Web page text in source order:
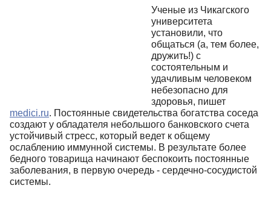
Ученые из Чикагского
университета
установили, что
общаться (а, тем более,
дружить!) с
состоятельным и
удачливым человеком
небезопасно для
здоровья, пишет
medici.ru. Постоянные свидетельства богатства соседа
создают у обладателя небольшого банковского счета
устойчивый стресс, который ведет к общему
ослаблению иммунной системы. В результате более
бедного товарища начинают беспокоить постоянные
заболевания, в первую очередь - сердечно-сосудистой
системы.